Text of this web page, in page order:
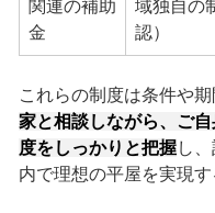
関連の補助
金
域独自の
認）
これらの制度は条件や
家と相談しながら、ご
度をしっかりと把握し
内で理想の平屋を実現す